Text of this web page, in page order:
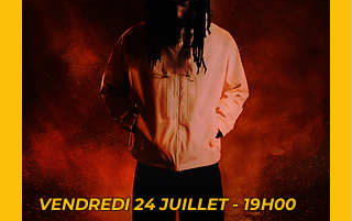
VENDREDI 24 JUILLET - 19H00